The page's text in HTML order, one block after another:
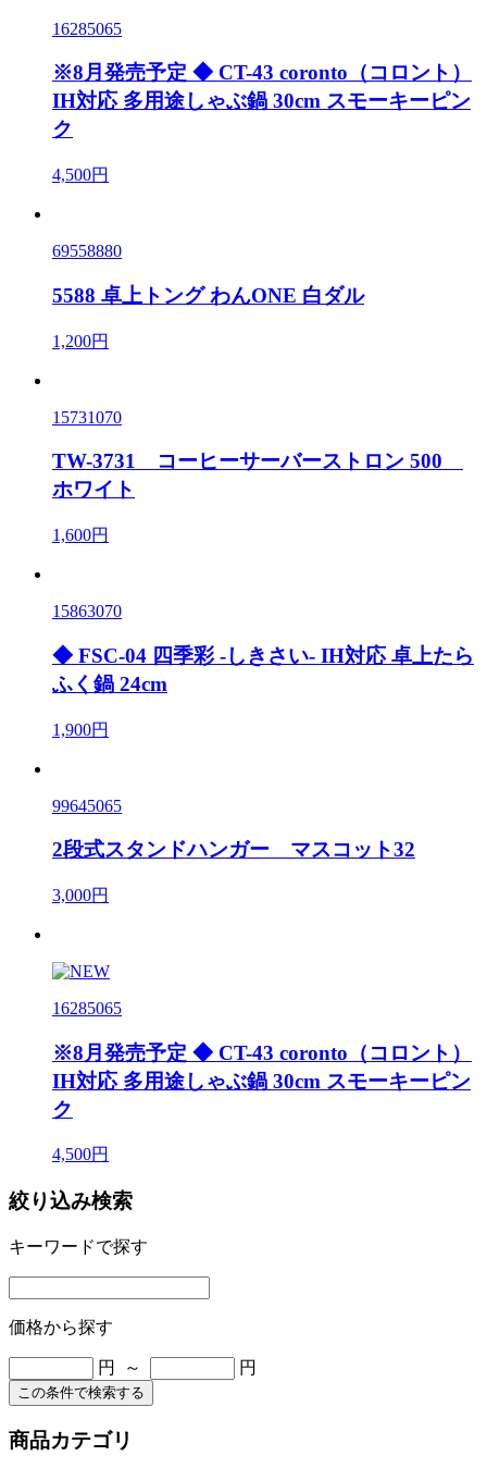
16285065
※8月発売予定 ◆ CT-43 coronto（コロント）
IH対応 多用途しゃぶ鍋 30cm スモーキーピン
ク
4,500円
69558880
5588 卓上トング わんONE 白ダル
1,200円
15731070
TW-3731 コーヒーサーバーストロン 500
ホワイト
1,600円
15863070
◆ FSC-04 四季彩 -しきさい- IH対応 卓上たら
ふく鍋 24cm
1,900円
99645065
2段式スタンドハンガー マスコット32
3,000円
16285065
※8月発売予定 ◆ CT-43 coronto（コロント）
IH対応 多用途しゃぶ鍋 30cm スモーキーピン
ク
4,500円
絞り込み検索
キーワードで探す
価格から探す
円 ～ 円
この条件で検索する
商品カテゴリ